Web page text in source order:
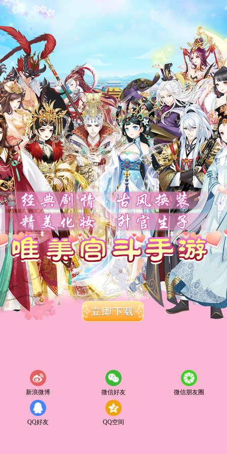
新浪微博 微信好友 微信朋友圈
QQ好友 QQ空间